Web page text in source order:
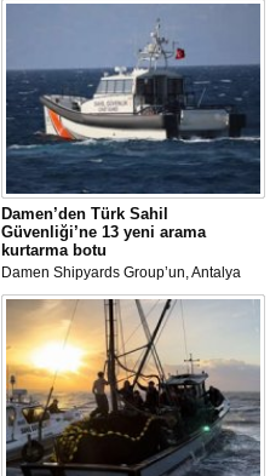
Damen’den Türk Sahil
Güvenliği’ne 13 yeni arama
kurtarma botu
Damen Shipyards Group’un, Antalya
Serbest Bölgesi’ndeki stratejik üretim
üssü olan Damen Antalya, Türk Sahil
Güvenliği için kolları sıvıyor.